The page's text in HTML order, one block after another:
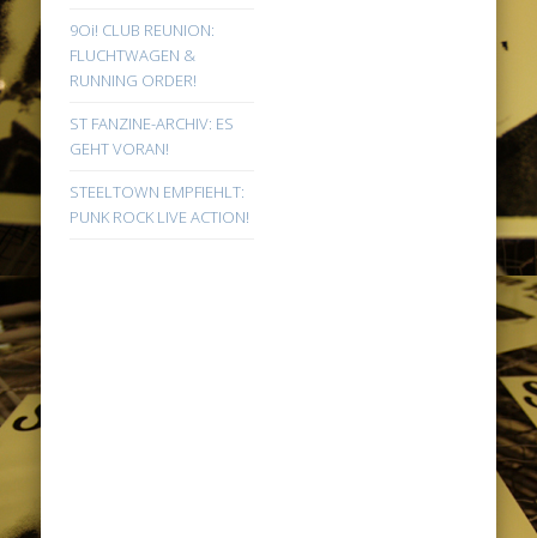
9Oi! CLUB REUNION:
FLUCHTWAGEN &
RUNNING ORDER!
ST FANZINE-ARCHIV: ES
GEHT VORAN!
STEELTOWN EMPFIEHLT:
PUNK ROCK LIVE ACTION!